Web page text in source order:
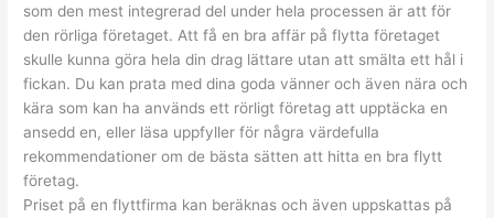
som den mest integrerad del under hela processen är att för
den rörliga företaget. Att få en bra affär på flytta företaget
skulle kunna göra hela din drag lättare utan att smälta ett hål i
fickan. Du kan prata med dina goda vänner och även nära och
kära som kan ha används ett rörligt företag att upptäcka en
ansedd en, eller läsa uppfyller för några värdefulla
rekommendationer om de bästa sätten att hitta en bra flytt
företag.
Priset på en flyttfirma kan beräknas och även uppskattas på